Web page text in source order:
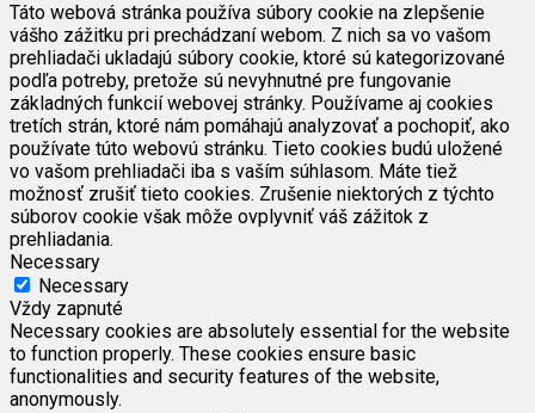
Táto webová stránka používa súbory cookie na zlepšenie
vášho zážitku pri prechádzaní webom. Z nich sa vo vašom
prehliadači ukladajú súbory cookie, ktoré sú kategorizované
podľa potreby, pretože sú nevyhnutné pre fungovanie
základných funkcií webovej stránky. Používame aj cookies
tretích strán, ktoré nám pomáhajú analyzovať a pochopiť, ako
používate túto webovú stránku. Tieto cookies budú uložené
vo vašom prehliadači iba s vaším súhlasom. Máte tiež
možnosť zrušiť tieto cookies. Zrušenie niektorých z týchto
súborov cookie však môže ovplyvniť váš zážitok z
prehliadania.
Necessary
Necessary
Vždy zapnuté
Necessary cookies are absolutely essential for the website
to function properly. These cookies ensure basic
functionalities and security features of the website,
anonymously.